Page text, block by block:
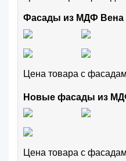
Фасады из МДФ Вена
Цена товара с
Новые фасады из
Цена товара с